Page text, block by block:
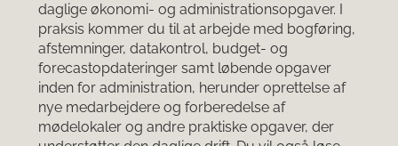
daglige økonomi- og administrationsopgaver. I
praksis kommer du til at arbejde med bogføring,
afstemninger, datakontrol, budget- og
forecastopdateringer samt løbende opgaver
inden for administration, herunder oprettelse af
nye medarbejdere og forberedelse af
mødelokaler og andre praktiske opgaver, der